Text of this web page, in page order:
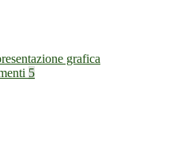
grafica
5